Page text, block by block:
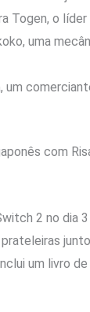
Togen, o
uma
com
2 no dia
um livro